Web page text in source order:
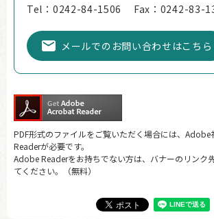
Tel：0242-84-1506
Fax：0242-83-
メールでのお問い合わせはこちら
PDF形式のファイルをご覧いただく場合には、
Readerが必要です。
Adobe Readerをお持ちでない方は、バナーのリンク
てください。（無料）